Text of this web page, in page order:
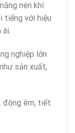
nén khí
tiếng với hiệu
ái.
nghiệp lớn
sản xuất,
động êm, tiết